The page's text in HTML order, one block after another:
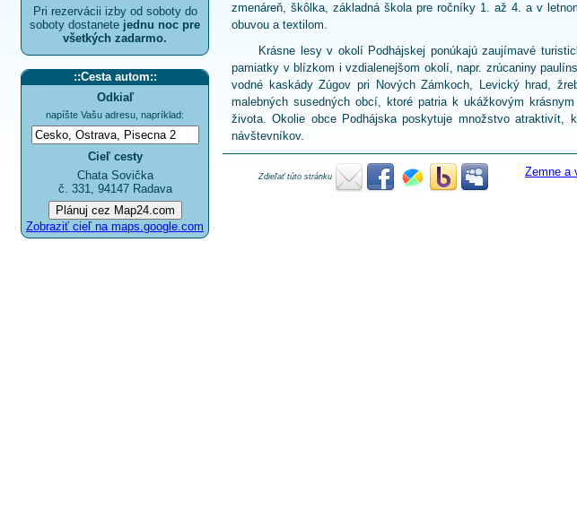
Pri rezervácii izby od soboty do
soboty dostanete jednu noc pre
všetkých zadarmo.
::Cesta autom::
Odkiaľ
napíšte Vašu adresu, napríklad:
Cieľ cesty
Chata Sovička
č. 331, 94147 Radava
Zobraziť cieľ na maps.google.com
zmenáreň, škôlka, základná škola pre ročníky 1. až 4. a v
obuvou a textilom.
Krásne lesy v okolí Podhájskej ponúkajú zaujímavé
pamiatky v blízkom i vzdialenejšom okolí, napr. zrúcaniny
vodné kaskády Zúgov pri Nových Zámkoch, Levický hrad,
malebných susedných obcí, ktoré patria k ukážkovým
života. Okolie obce Podhájska poskytuje množstvo
návštevníkov.
Zdieľať túto stránku Zemne a